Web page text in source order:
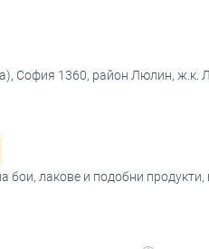
София 1360, район Люлин, ж.к.
бои, лакове и подобни